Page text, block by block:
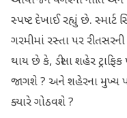
સ્પષ્ટ દેખાઈ રહ્યું છે. સ્માર્ટ
ગરમીમાં રસ્તા પર
થાય છે કે, ડીસા શહેર ટ્રાફિક
જાગશે ? અને શહેરના મુખ્ય
ક્યારે ગોઠવશે ?